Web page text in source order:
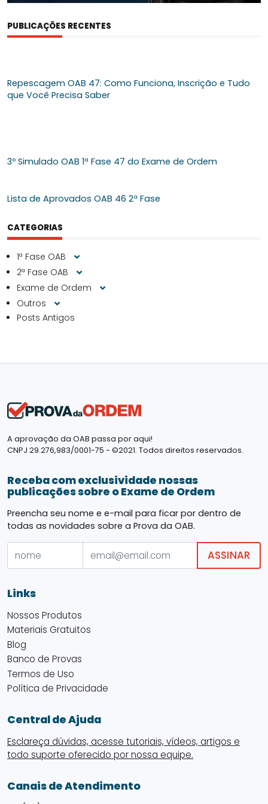
PUBLICAÇÕES RECENTES
Repescagem OAB 47: Como Funciona, Inscrição e Tudo
que Você Precisa Saber
3º Simulado OAB 1ª Fase 47 do Exame de Ordem
Lista de Aprovados OAB 46 2ª Fase
CATEGORIAS
1ª Fase OAB
2ª Fase OAB
Exame de Ordem
Outros
Posts Antigos
A aprovação da OAB passa por aqui!
CNPJ 29.276,983/0001-75 - ©2021. Todos direitos reservados.
Receba com exclusividade nossas
publicações sobre o Exame de Ordem
Preencha seu nome e e-mail para ficar por dentro de
todas as novidades sobre a Prova da OAB.
ASSINAR
Links
Nossos Produtos
Materiais Gratuitos
Blog
Banco de Provas
Termos de Uso
Política de Privacidade
Central de Ajuda
Esclareça dúvidas, acesse tutoriais, vídeos, artigos e
todo suporte oferecido por nossa equipe.
Canais de Atendimento